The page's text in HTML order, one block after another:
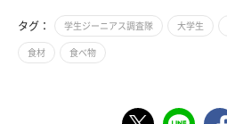
タグ： 学生ジーニアス調査隊 大学生
食材 食べ物